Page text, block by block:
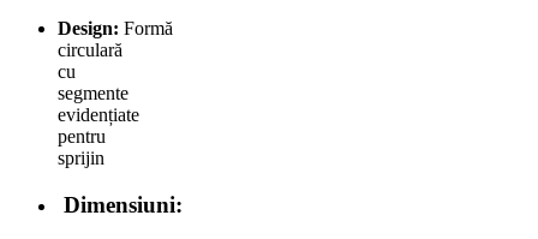
Design: Formă
circulară
cu
segmente
evidențiate
pentru
sprijin
Dimensiuni: